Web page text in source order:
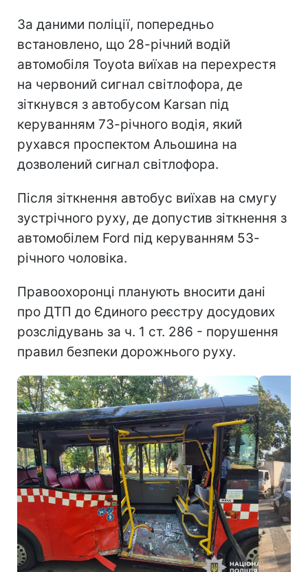
За даними поліції, попередньо
встановлено, що 28-річний водій
автомобіля Toyota виїхав на перехрестя
на червоний сигнал світлофора, де
зіткнувся з автобусом Karsan під
керуванням 73-річного водія, який
рухався проспектом Альошина на
дозволений сигнал світлофора.
Після зіткнення автобус виїхав на смугу
зустрічного руху, де допустив зіткнення з
автомобілем Ford під керуванням 53-
річного чоловіка.
Правоохоронці планують вносити дані
про ДТП до Єдиного реєстру досудових
розслідувань за ч. 1 ст. 286 - порушення
правил безпеки дорожнього руху.